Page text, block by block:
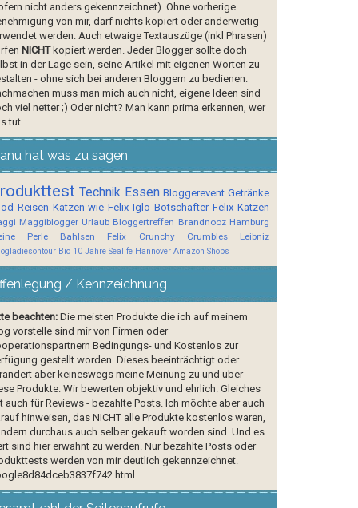
nicht anders gekennzeichnet). Ohne vorherige
von mir, darf nichts kopiert oder anderweitig
werden. Auch etwaige Textauszüge (inkl Phrasen)
NICHTkopiert werden. Jeder Blogger sollte doch
in der Lage sein, seine Artikel mit eigenen Worten zu
- ohne sich bei anderen Bloggern zu bedienen.
muss man mich auch nicht, eigene Ideen sind
viel netter ;) Oder nicht? Man kann prima erkennen, wer
tut.
hat was zu sagen
Technik Essen Bloggerevent Getränke
Reisen Katzen wie Felix Iglo Botschafter Felix Katzen
Maggiblogger Urlaub Bloggertreffen Brandnooz Hamburg
Perle
Bahlsen Felix Crunchy Crumbles Leibniz
Bio 10 Jahre Sealife Hannover Amazon Shops
/ Kennzeichnung
beachten:Die meisten Produkte die ich auf meinem
vorstelle sind mir von Firmen oder
Bedingungs- und Kostenlos zur
gestellt worden. Dieses beeinträchtigt oder
aber keineswegs meine Meinung zu und über
Produkte. Wir bewerten objektiv und ehrlich. Gleiches
auch für Reviews - bezahlte Posts. Ich möchte aber auch
hinweisen, das NICHT alle Produkte kostenlos waren,
durchaus auch selber gekauft worden sind. Und es
sind hier erwähnt zu werden. Nur bezahlte Posts oder
werden von mir deutlich gekennzeichnet.